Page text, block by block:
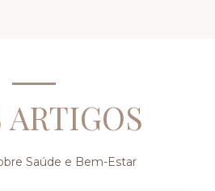
Saúde e Bem-Estar